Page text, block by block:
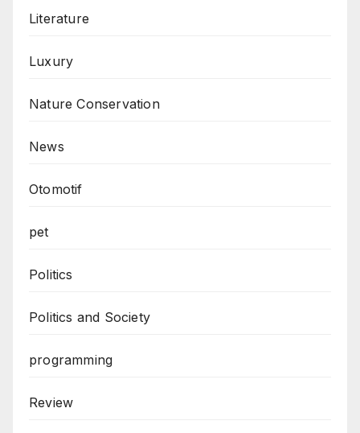
Literature
Luxury
Nature Conservation
News
Otomotif
pet
Politics
Politics and Society
programming
Review